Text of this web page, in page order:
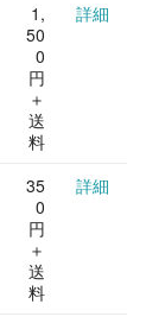
1,
50
0
円
＋
送
料
詳細
35
0
円
＋
送
料
詳細